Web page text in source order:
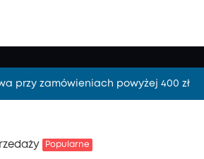
przy zamówieniach powyżej 400 zł
Popularne